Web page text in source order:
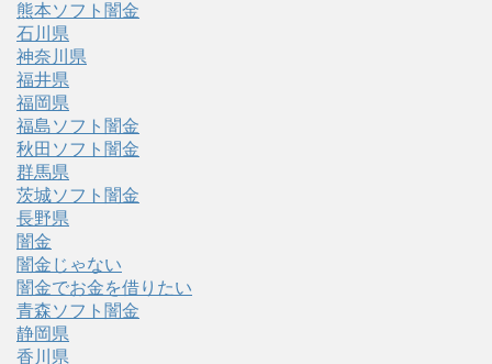
熊本ソフト闇金
石川県
神奈川県
福井県
福岡県
福島ソフト闇金
秋田ソフト闇金
群馬県
茨城ソフト闇金
長野県
闇金
闇金じゃない
闇金でお金を借りたい
青森ソフト闇金
静岡県
香川県